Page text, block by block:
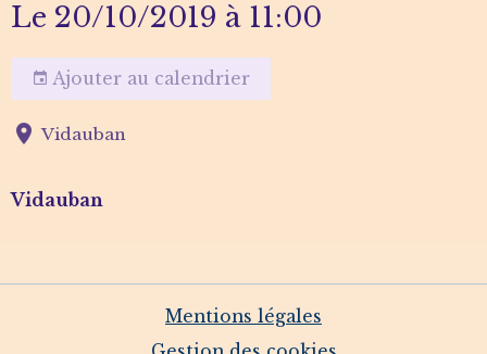
Le 20/10/2019 à 11:00
Ajouter au calendrier
Vidauban
Vidauban
Mentions légales